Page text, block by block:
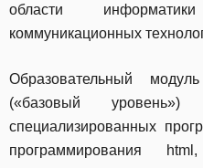
области
коммуникационных
Образовательный
(«базовый уровень»)
специализированных
программирования